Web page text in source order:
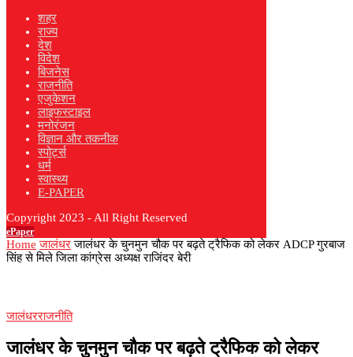
शहर
राज्य
देश
विदेश
बिजनेस
राजनीति
एजुकेशन
लाइफस्टाइल
मनोरंजन
विज्ञान और तकनीक
स्पोर्ट्स
धर्म
स्वास्थ्य
E-PAPER
Copyright 2023 - All Right Reserved
ePaper
Home जालंधर जालंधर के चुनमुन चौक पर बढ़ते ट्रैफिक को लेकर ADCP गुरबाज
सिंह से मिले जिला कांग्रेस अध्यक्ष राजिंदर बेरी
जालंधरराजनीति
जालंधर के चुनमुन चौक पर बढ़ते ट्रैफिक को लेकर